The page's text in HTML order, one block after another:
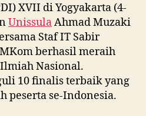
XVII di Yogyakarta (4-
UnissulaAhmad Muzaki
Staf IT Sabir
berhasil meraih
Nasional.
10 finalis terbaik yang
peserta se-Indonesia.